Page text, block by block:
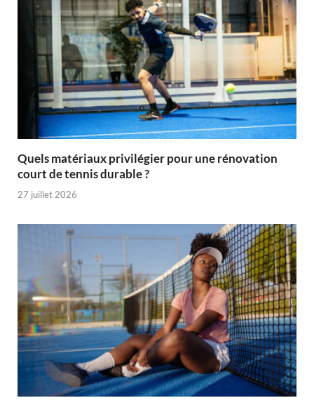
Quels matériaux privilégier pour une rénovation
court de tennis durable ?
27 juillet 2026